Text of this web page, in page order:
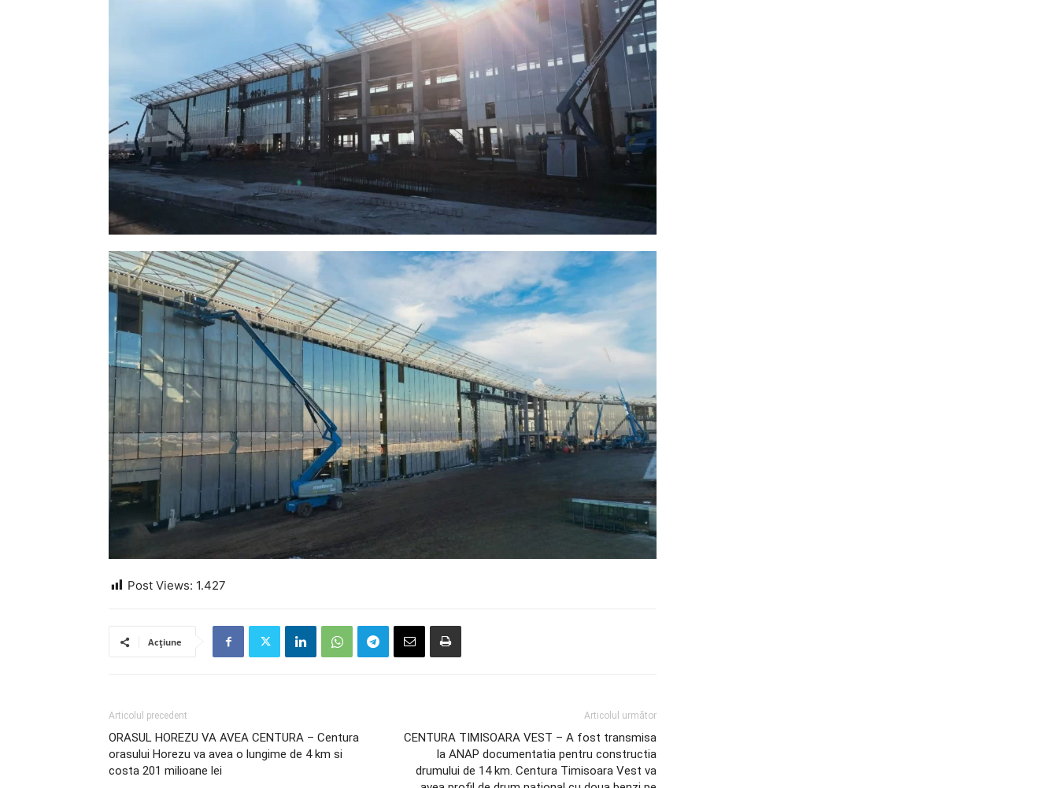
Post Views: 1.427
Acțiune
Articolul precedent
ORASUL HOREZU VA AVEA CENTURA – Centura
orasului Horezu va avea o lungime de 4 km si
costa 201 milioane lei
Articolul următor
CENTURA TIMISOARA VEST – A fost transmisa
la ANAP documentatia pentru constructia
drumului de 14 km. Centura Timisoara Vest va